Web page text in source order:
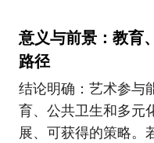
意义与前景：教育
路径
结论明确：艺术参
育、公共卫生和多元
展、可获得的策略。